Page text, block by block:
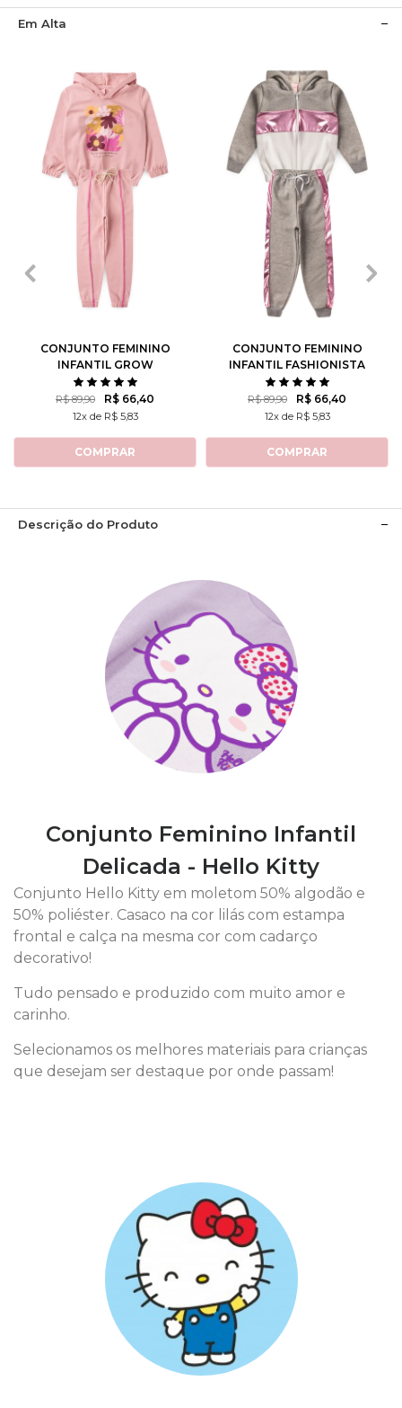
Em Alta
2 4
CONJUNTO FEMININO
INFANTIL GROW
POSITIVE THOUGHTS
R$ 89,90 R$ 66,40
12x de R$ 5,83
COMPRAR
3 4 6 8
10 14
CONJUNTO FEMININO
INFANTIL FASHIONISTA
R$ 89,90 R$ 66,40
12x de R$ 5,83
COMPRAR
Descrição do Produto
Conjunto Feminino Infantil
Delicada - Hello Kitty
Conjunto Hello Kitty em moletom 50% algodão e
50% poliéster. Casaco na cor lilás com estampa
frontal e calça na mesma cor com cadarço
decorativo!
Tudo pensado e produzido com muito amor e
carinho.
Selecionamos os melhores materiais para crianças
que desejam ser destaque por onde passam!